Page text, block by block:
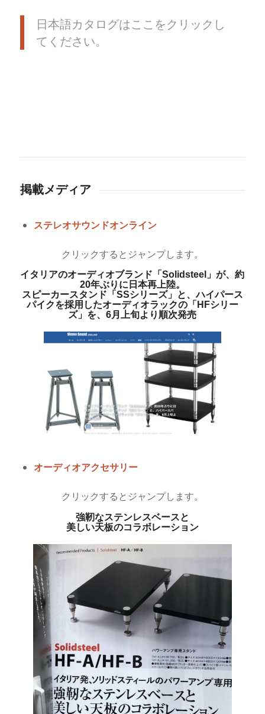
日本語カタログはここをクリックし
てください。
掲載メディア
ステレオサウンドオンライン
クリックするとジャンプします。
イタリアのオーディオブランド「Solidsteel」が、約
20年ぶりに日本再上陸。
スピーカースタンド「SSシリーズ」と、ハイパース
パイクを採用したオーディオラックの「HFシリー
ズ」を、6月上旬より順次発売
オーディオアクセサリー
クリックするとジャンプします。
強靭なステンレスベースと
美しい天板のコラボレーション